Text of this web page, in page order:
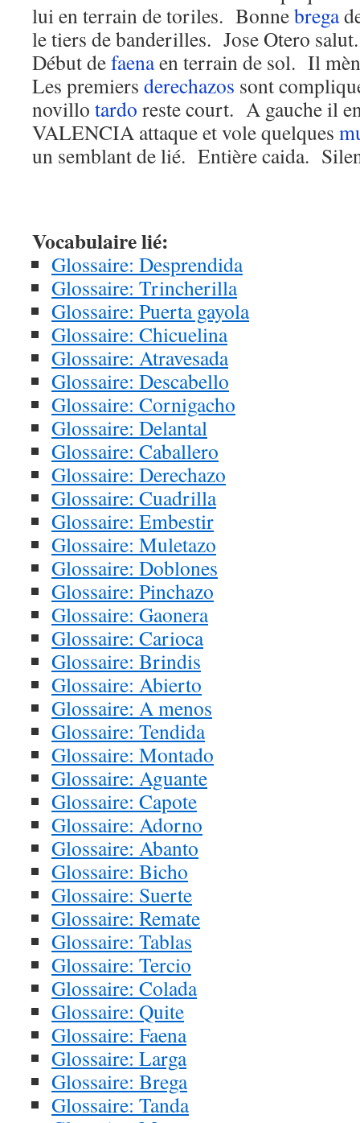
lui en terrain de toriles. Bonnebrega
le tiers de banderilles. Jose Otero
Début defaenaen terrain de sol. Il
Les premiers derechazos sont
novillo tardo reste court. A gauche il
VALENCIA attaque et vole quelques
un semblant de lié. Entière caida.
Vocabulaire lié:
Glossaire: Desprendida
Glossaire: Trincherilla
Glossaire: Puerta gayola
Glossaire: Chicuelina
Glossaire: Atravesada
Glossaire: Descabello
Glossaire: Cornigacho
Glossaire: Delantal
Glossaire: Caballero
Glossaire: Derechazo
Glossaire: Cuadrilla
Glossaire: Embestir
Glossaire: Muletazo
Glossaire: Doblones
Glossaire: Pinchazo
Glossaire: Gaonera
Glossaire: Carioca
Glossaire: Brindis
Glossaire: Abierto
Glossaire: A menos
Glossaire: Tendida
Glossaire: Montado
Glossaire: Aguante
Glossaire: Capote
Glossaire: Adorno
Glossaire: Abanto
Glossaire: Bicho
Glossaire: Suerte
Glossaire: Remate
Glossaire: Tablas
Glossaire: Tercio
Glossaire: Colada
Glossaire: Quite
Glossaire: Faena
Glossaire: Larga
Glossaire: Brega
Glossaire: Tanda